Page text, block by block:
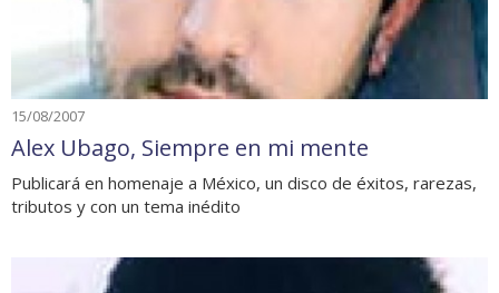
15/08/2007
Alex Ubago, Siempre en mi mente
Publicará en homenaje a México, un disco de éxitos, rarezas,
tributos y con un tema inédito